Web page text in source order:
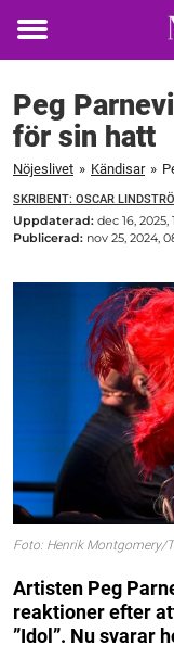
Toggle
Peg
för sin hatt
Nöjeslivet » Kändisar »
SKRIBENT: OSCAR
Uppdaterad: dec 16, 2025,
Publicerad: nov 25, 2024,
Foto: Henrik Montgomery/
Artisten Peg
reaktioner efter
”Idol”. Nu svarar